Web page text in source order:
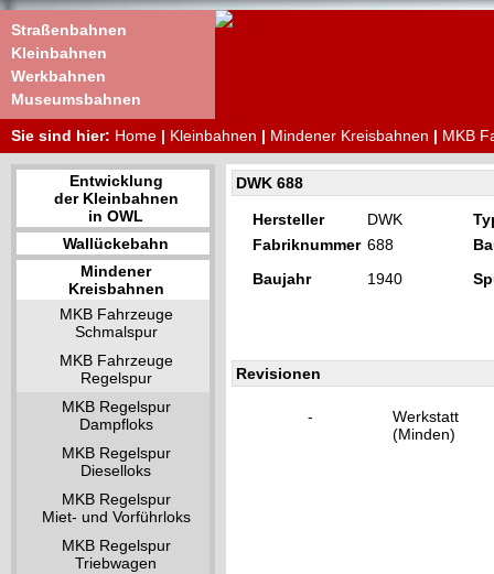
Straßenbahnen
Kleinbahnen
Werkbahnen
Museumsbahnen
Sie sind hier: Home | Kleinbahnen | Mindener Kreisbahnen | MKB
Entwicklung
der Kleinbahnen
in OWL
Wallückebahn
Mindener
Kreisbahnen
MKB Fahrzeuge
Schmalspur
MKB Fahrzeuge
Regelspur
MKB Regelspur
Dampfloks
MKB Regelspur
Dieselloks
MKB Regelspur
Miet- und Vorführloks
MKB Regelspur
Triebwagen
DWK 688
Hersteller DWK
Fabriknummer 688
Baujahr
1940
Revisionen
-
Werkstatt
(Minden)